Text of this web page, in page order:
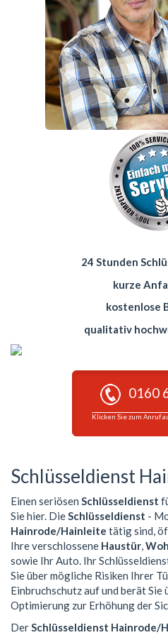
24 Stunden
kurze
kostenlose
qualitativ
0160
Klicken Sie zum Anruf
Schlüsseldienst
Einen seriösen Schlüsseldienst
Sie hier. DieSchlüsseldienst -
Hainrode/Hainleite tätig sind,
Ihre verschlossene Haustür,
sowie Ihr Auto. Ihr
Sie über mögliche Risiken Ihrer
Einbruchschutz auf und berät Sie
Optimierung zur Erhöhung der
DerSchlüsseldienst Hainrode/